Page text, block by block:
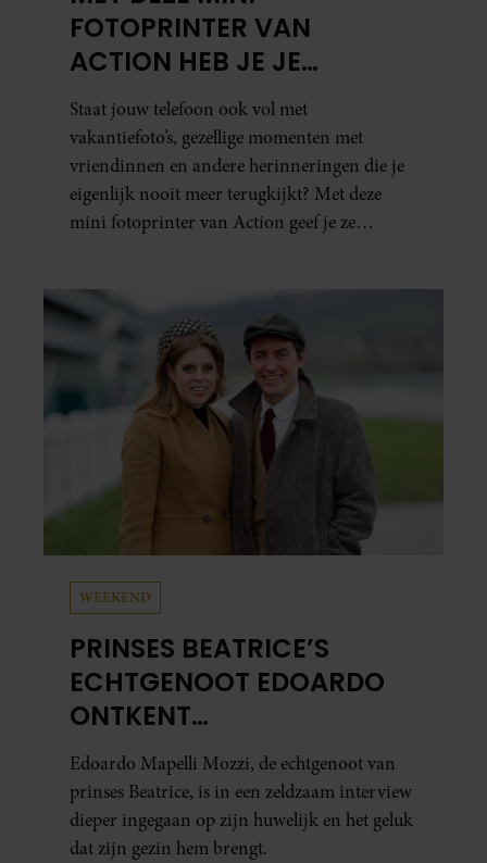
FOTOPRINTER VAN
ACTION HEB JE JE
FAVORIETE FOTO’S BINNEN
ÉÉN MINUUT IN HANDEN
Staat jouw telefoon ook vol met
vakantiefoto’s, gezellige momenten met
vriendinnen en andere herinneringen die je
eigenlijk nooit meer terugkijkt? Met deze
mini fotoprinter van Action geef je ze
al in handen.
WEEKEND
PRINSES BEATRICE’S
ECHTGENOOT EDOARDO
ONTKENT
HUWELIJKSPROBLEMEN
Edoardo Mapelli Mozzi, de echtgenoot van
prinses Beatrice, is in een zeldzaam interview
dieper ingegaan op zijn huwelijk en het geluk
dat zijn gezin hem brengt.